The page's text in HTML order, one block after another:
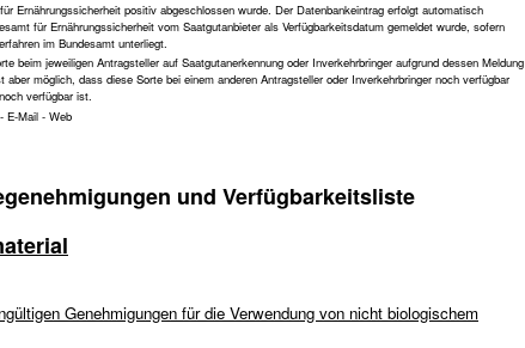
Ernährungssicherheit positiv abgeschlossen wurde. Der Datenbankeintrag erfolgt automatisch
für Ernährungssicherheit vom Saatgutanbieter als Verfügbarkeitsdatum gemeldet wurde, sofern
im Bundesamt unterliegt.
beim jeweiligen Antragsteller auf Saatgutanerkennung oder Inverkehrbringer aufgrund dessen Meldung
möglich, dass diese Sorte bei einem anderen Antragsteller oder Inverkehrbringer noch verfügbar
verfügbar ist.
E-Mail - Web
und Verfügbarkeitsliste
Genehmigungen für die Verwendung von nicht biologischem